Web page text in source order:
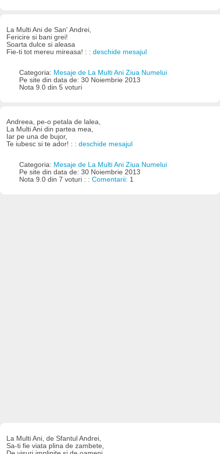
La Multi Ani de San' Andrei,
Fericire si bani grei!
Soarta dulce si aleasa
Fie-ti tot mereu mireasa! : :deschide mesajul
Categoria: Mesaje de La Multi Ani Ziua Numelui
Pe site din data de: 30 Noiembrie 2013
Nota 9.0 din 5 voturi
Andreea, pe-o petala de lalea,
La Multi Ani din partea mea,
Iar pe una de bujor,
Te iubesc si te ador! : :deschide mesajul
Categoria: Mesaje de La Multi Ani Ziua Numelui
Pe site din data de: 30 Noiembrie 2013
Nota 9.0 din 7 voturi : : Comentarii: 1
La Multi Ani, de Sfantul Andrei,
Sa-ti fie viata plina de zambete,